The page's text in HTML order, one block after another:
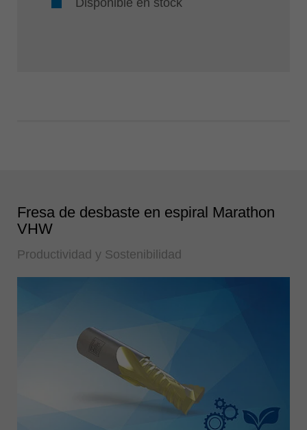
Disponible en stock
Fresa de desbaste en espiral Marathon
VHW
Productividad y Sostenibilidad